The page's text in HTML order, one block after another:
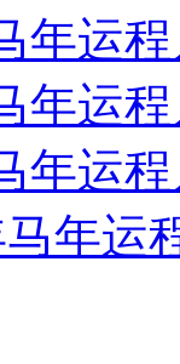
年运
年运
年运
年运